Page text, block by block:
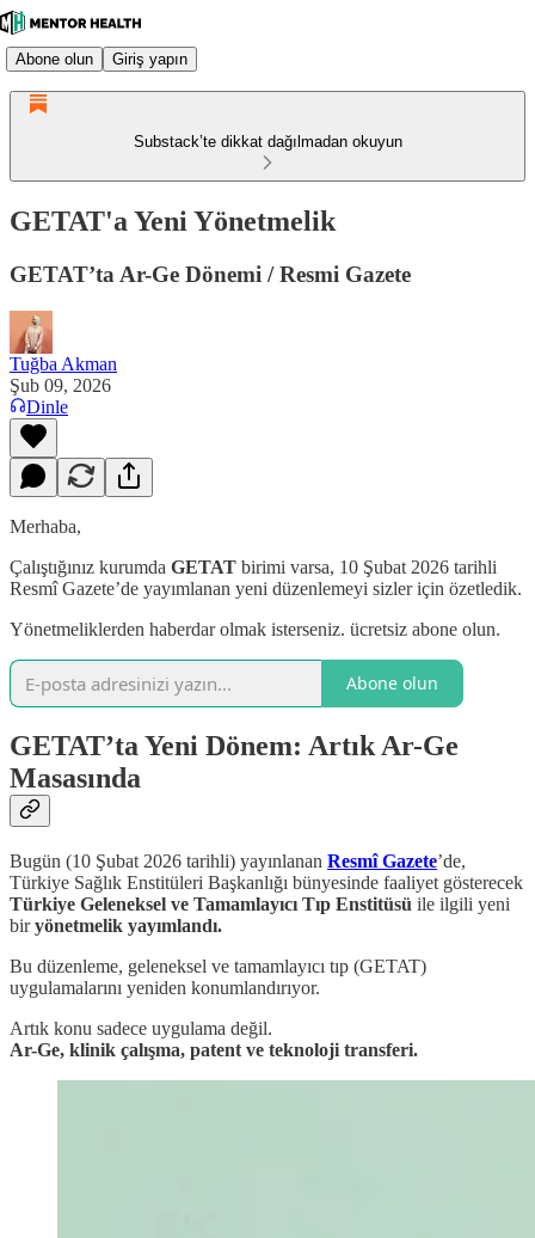
Abone olun Giriş yapın
Substack’te dikkat dağılmadan okuyun
GETAT'a Yeni Yönetmelik
GETAT’ta Ar-Ge Dönemi / Resmi Gazete
Tuğba Akman
Şub 09, 2026
Dinle
Merhaba,
Çalıştığınız kurumda GETAT birimi varsa, 10 Şubat 2026 tarihli
Resmî Gazete’de yayımlanan yeni düzenlemeyi sizler için özetledik.
Yönetmeliklerden haberdar olmak isterseniz. ücretsiz abone olun.
Abone olun
GETAT’ta Yeni Dönem: Artık Ar-Ge
Masasında
Bugün (10 Şubat 2026 tarihli) yayınlanan Resmî Gazete’de,
Türkiye Sağlık Enstitüleri Başkanlığı bünyesinde faaliyet gösterecek
Türkiye Geleneksel ve Tamamlayıcı Tıp Enstitüsü ile ilgili yeni
biryönetmelik yayımlandı.
Bu düzenleme, geleneksel ve tamamlayıcı tıp (GETAT)
uygulamalarını yeniden konumlandırıyor.
Artık konu sadece uygulama değil.
Ar-Ge, klinik çalışma, patent ve teknoloji transferi.